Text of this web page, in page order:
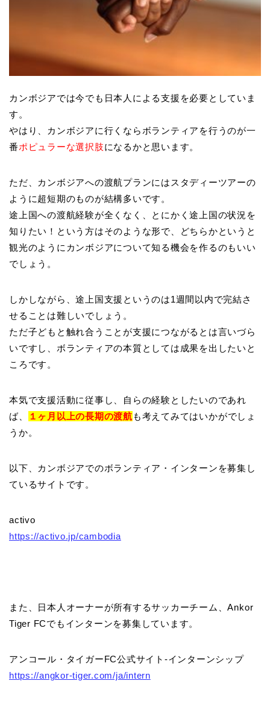
カンボジアでは今でも日本人による支援を必要としていま
す。
やはり、カンボジアに行くならボランティアを行うのが一
番ポピュラーな選択肢になるかと思います。
ただ、カンボジアへの渡航プランにはスタディーツアーの
ように超短期のものが結構多いです。
途上国への渡航経験が全くなく、とにかく途上国の状況を
知りたい！という方はそのような形で、どちらかというと
観光のようにカンボジアについて知る機会を作るのもいい
でしょう。
しかしながら、途上国支援というのは1週間以内で完結さ
せることは難しいでしょう。
ただ子どもと触れ合うことが支援につながるとは言いづら
いですし、ボランティアの本質としては成果を出したいと
ころです。
本気で支援活動に従事し、自らの経験としたいのであれ
ば、
１ヶ月以上の長期の渡航も考えてみてはいかがでしょ
うか。
以下、カンボジアでのボランティア・インターンを募集し
ているサイトです。
activo
https://activo.jp/cambodia
また、日本人オーナーが所有するサッカーチーム、Ankor
Tiger FCでもインターンを募集しています。
アンコール・タイガーFC公式サイト-インターンシップ
https://angkor-tiger.com/ja/intern